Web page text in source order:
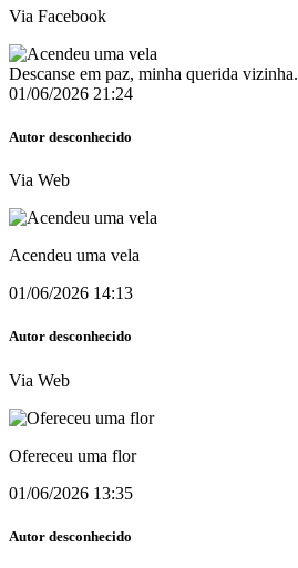
Via Facebook
Descanse em paz, minha querida vizinha.
01/06/2026 21:24
Autor desconhecido
Via Web
Acendeu uma vela
01/06/2026 14:13
Autor desconhecido
Via Web
Ofereceu uma flor
01/06/2026 13:35
Autor desconhecido